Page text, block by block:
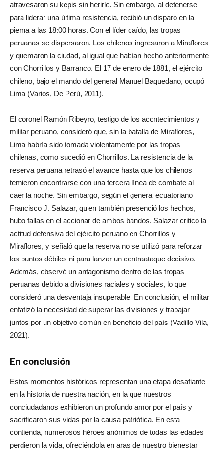
atravesaron su kepis sin herirlo. Sin embargo, al detenerse
para liderar una última resistencia, recibió un disparo en la
pierna a las 18:00 horas. Con el líder caído, las tropas
peruanas se dispersaron. Los chilenos ingresaron a Miraflores
y quemaron la ciudad, al igual que habían hecho anteriormente
con Chorrillos y Barranco. El 17 de enero de 1881, el ejército
chileno, bajo el mando del general Manuel Baquedano, ocupó
Lima (Varios, De Perú, 2011).
El coronel Ramón Ribeyro, testigo de los acontecimientos y
militar peruano, consideró que, sin la batalla de Miraflores,
Lima habría sido tomada violentamente por las tropas
chilenas, como sucedió en Chorrillos. La resistencia de la
reserva peruana retrasó el avance hasta que los chilenos
temieron encontrarse con una tercera línea de combate al
caer la noche. Sin embargo, según el general ecuatoriano
Francisco J. Salazar, quien también presenció los hechos,
hubo fallas en el accionar de ambos bandos. Salazar criticó la
actitud defensiva del ejército peruano en Chorrillos y
Miraflores, y señaló que la reserva no se utilizó para reforzar
los puntos débiles ni para lanzar un contraataque decisivo.
Además, observó un antagonismo dentro de las tropas
peruanas debido a divisiones raciales y sociales, lo que
consideró una desventaja insuperable. En conclusión, el militar
enfatizó la necesidad de superar las divisiones y trabajar
juntos por un objetivo común en beneficio del país (Vadillo Vila,
2021).
En conclusión
Estos momentos históricos representan una etapa desafiante
en la historia de nuestra nación, en la que nuestros
conciudadanos exhibieron un profundo amor por el país y
sacrificaron sus vidas por la causa patriótica. En esta
contienda, numerosos héroes anónimos de todas las edades
perdieron la vida, ofreciéndola en aras de nuestro bienestar